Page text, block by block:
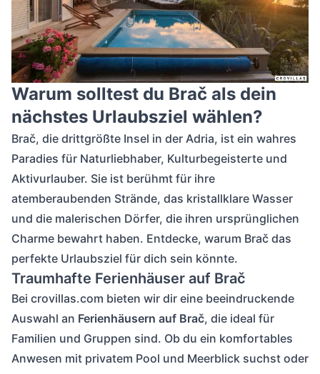
Komfortables Ferienhaus auf der Insel Brac mit Pool und Meerblick bei
Warum solltest du Brač als dein
nächstes Urlaubsziel wählen?
Brač, die drittgrößte Insel in der Adria, ist ein wahres
Paradies für Naturliebhaber, Kulturbegeisterte und
Aktivurlauber. Sie ist berühmt für ihre
atemberaubenden Strände, das kristallklare Wasser
und die malerischen Dörfer, die ihren ursprünglichen
Charme bewahrt haben. Entdecke, warum Brač das
perfekte Urlaubsziel für dich sein könnte.
Traumhafte Ferienhäuser auf Brač
Bei crovillas.com bieten wir dir eine beeindruckende
Auswahl an Ferienhäusern auf Brač, die ideal für
Familien und Gruppen sind. Ob du ein komfortables
Anwesen mit privatem Pool und Meerblick suchst oder